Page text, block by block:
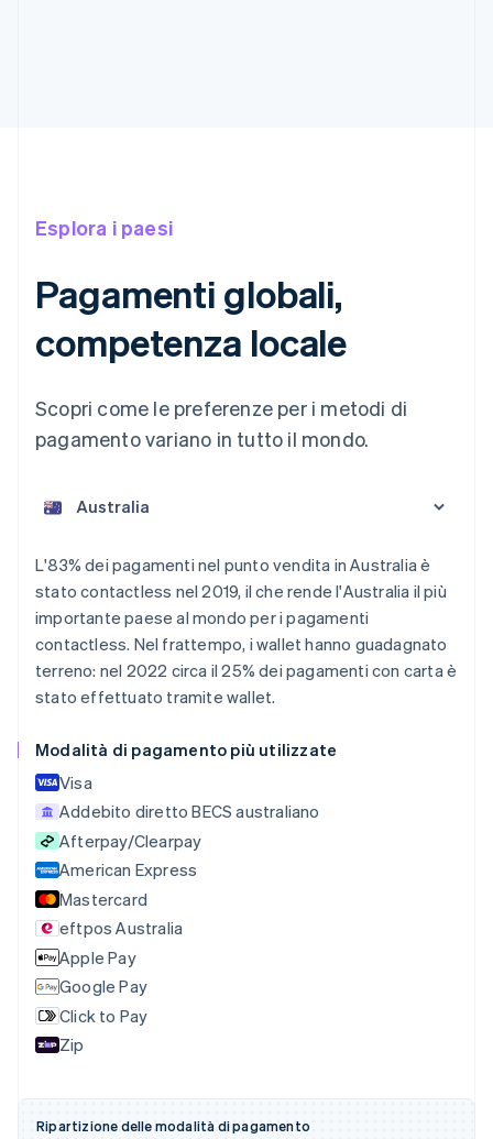
Esplora i paesi
Pagamenti globali,
competenza locale
Scopri come le preferenze per i metodi di
pagamento variano in tutto il mondo.
L'83% dei pagamenti nel punto vendita in Australia è
stato contactless nel 2019, il che rende l'Australia il più
importante paese al mondo per i pagamenti
contactless. Nel frattempo, i wallet hanno guadagnato
terreno: nel 2022 circa il 25% dei pagamenti con carta è
stato effettuato tramite wallet.
Modalità di pagamento più utilizzate
Visa
Addebito diretto BECS australiano
Afterpay/Clearpay
American Express
Mastercard
eftpos Australia
Apple Pay
Google Pay
Click to Pay
Zip
Ripartizione delle modalità di pagamento
Australia
English
Austria
DeutschEnglish
Belgio
English
Brasile
Bulgaria
English
Canada
EnglishFrançais
Cina continentale
简体中文 English
English
Croazia
EnglishItaliano
Danimarca
English
Emirati Arabi Uniti
English
Estonia
EnglishSvenska